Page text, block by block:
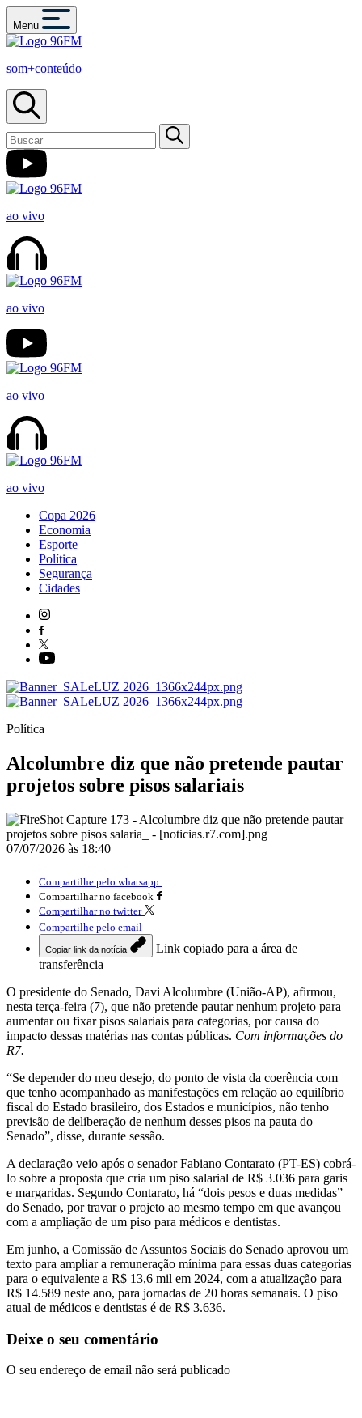
Menu
som+conteúdo
ao vivo
ao vivo
ao vivo
ao vivo
Copa 2026
Economia
Esporte
Política
Segurança
Cidades
Política
Alcolumbre diz que não pretende pautar
projetos sobre pisos salariais
07/07/2026 às 18:40
Compartilhe pelo whatsapp
Compartilhar no facebook
Compartilhar no twitter
Compartilhe pelo email
Copiar link da notícia
Link copiado para a área de
transferência
O presidente do Senado, Davi Alcolumbre (União-AP), afirmou,
nesta terça-feira (7), que não pretende pautar nenhum projeto para
aumentar ou fixar pisos salariais para categorias, por causa do
impacto dessas matérias nas contas públicas. Com informações do
R7.
“Se depender do meu desejo, do ponto de vista da coerência com
que tenho acompanhado as manifestações em relação ao equilíbrio
fiscal do Estado brasileiro, dos Estados e municípios, não tenho
previsão de deliberação de nenhum desses pisos na pauta do
Senado”, disse, durante sessão.
A declaração veio após o senador Fabiano Contarato (PT-ES) cobrá-
lo sobre a proposta que cria um piso salarial de R$ 3.036 para garis
e margaridas. Segundo Contarato, há “dois pesos e duas medidas”
do Senado, por travar o projeto ao mesmo tempo em que avançou
com a ampliação de um piso para médicos e dentistas.
Em junho, a Comissão de Assuntos Sociais do Senado aprovou um
texto para ampliar a remuneração mínima para essas duas categorias
para o equivalente a R$ 13,6 mil em 2024, com a atualização para
R$ 14.589 neste ano, para jornadas de 20 horas semanais. O piso
atual de médicos e dentistas é de R$ 3.636.
Deixe o seu comentário
O seu endereço de email não será publicado